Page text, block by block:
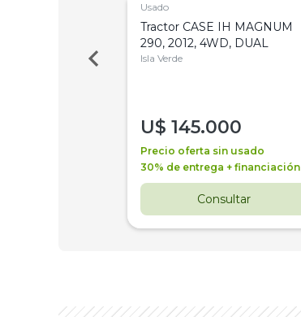
Usado
Tractor CASE IH MAGNUM
290, 2012, 4WD, DUAL
Isla Verde
U$ 145.000
Precio oferta sin usado
30% de entrega + financiación
Consultar